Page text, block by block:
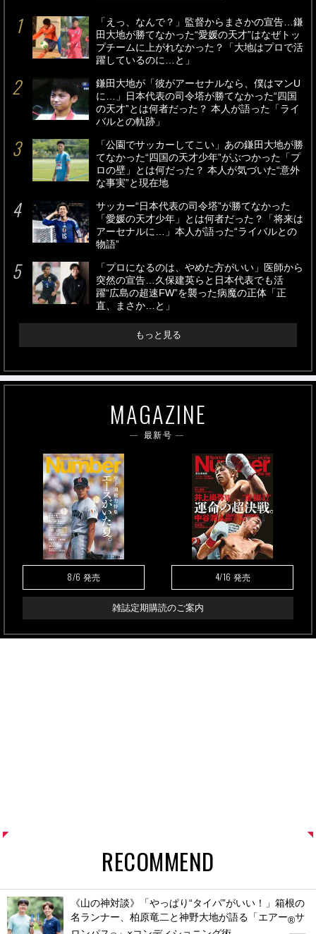
「えっ、なんで？」監督からまさかの宣告…鎌
田大地が勝てなかった“愛媛の天才”はなぜトッ
プチームに上がれなかった？「大地はプロで活
躍しているのに…と」
鎌田大地が「彼がアーセナルなら、僕はマンU
に…」日本代表の司令塔が勝てなかった“四国
の天才”とは何者だった？ 本人が語った「ライ
バルとの軌跡」
「公園でサッカーしてこい」あの鎌田大地が勝
てなかった“四国の天才少年”がぶつかった「プ
ロの壁」とは何だった？ 本人が気づいた“意外
な事実”と現在地
サッカー“日本代表の司令塔”が勝てなかった
「愛媛の天才少年」とは何者だった？「将来は
アーセナルに…」本人が語った“ライバルとの
物語”
「プロになるのは、やめた方がいい」医師から
突然の宣告…久保建英らと日本代表でも活
躍“広島の超速FW”を襲った病魔の正体「正
直、まさか…と」
もっと見る
MAGAZINE
最新号
8/6 発売 4/16 発売
雑誌定期購読のご案内
RECOMMEND
《山の神対談》「やっぱり“タイパ”がいい！」箱根の
名ランナー、柏原竜二と神野大地が語る「エアー®サ